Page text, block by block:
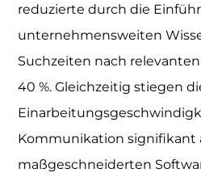
reduzierte durch die
unternehmensweiten
Suchzeiten nach
40 %. Gleichzeitig stiegen
Kommunikation signifikant
maßgeschneiderten